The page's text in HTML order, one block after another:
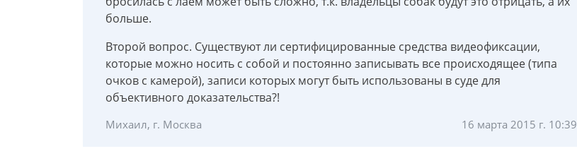
больше.
Второй вопрос. Существуют ли сертифицированные средства видеофиксации,
которые можно носить с собой и постоянно записывать все происходящее (типа
очков с камерой), записи которых могут быть использованы в суде для
объективного доказательства?!
Михаил, г. Москва 16 марта 2015 г. 10:39